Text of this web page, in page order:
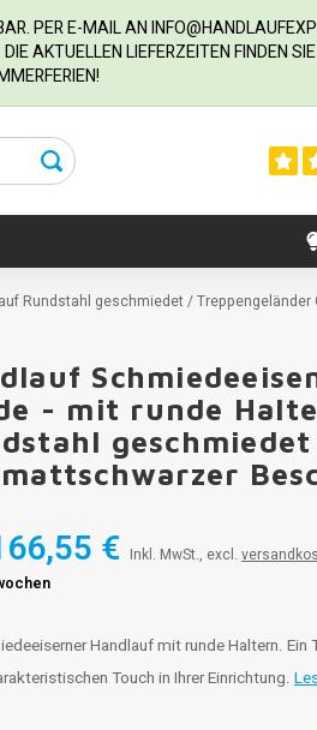
PER E-MAIL AN
AKTUELLEN LIEFERZEITEN FINDEN
Rundstahl geschmiedet /
- mit runde
€ Inkl. MwSt., excl.
Handlauf mit runde Haltern.
Touch in Ihrer Einrichtung.